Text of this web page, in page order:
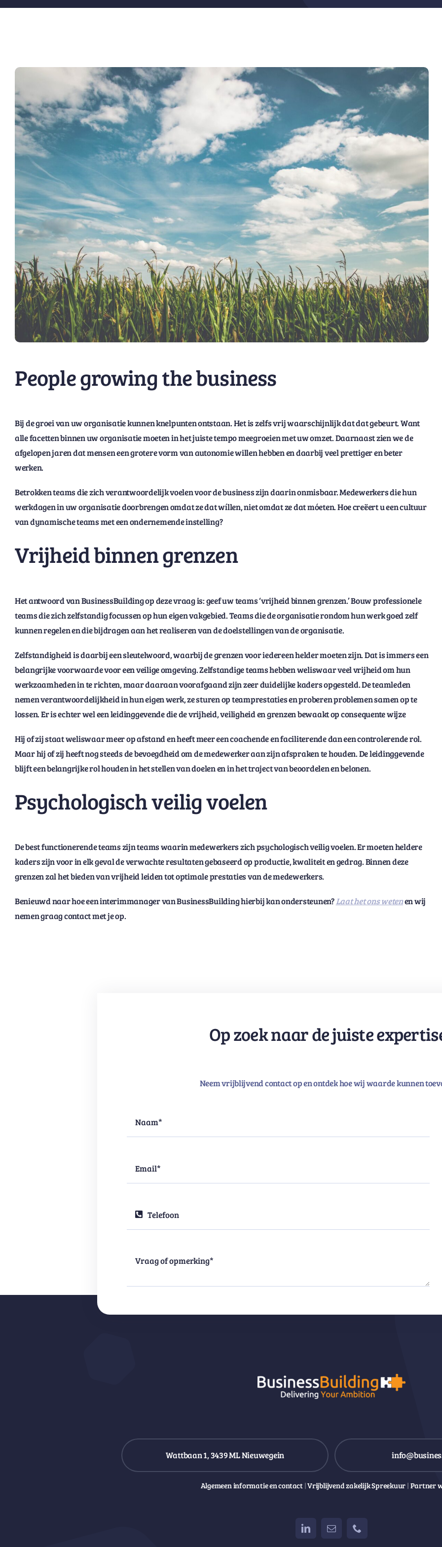
People growing the business
Bij de groei van uw organisatie kunnen knelpunten ontstaan. Het is zelfs vrij waarschijnlijk dat dat gebeurt. Want
alle facetten binnen uw organisatie moeten in het juiste tempo meegroeien met uw omzet. Daarnaast zien we de
afgelopen jaren dat mensen een grotere vorm van autonomie willen hebben en daarbij veel prettiger en beter
werken.
Betrokken teams die zich verantwoordelijk voelen voor de business zijn daarin onmisbaar. Medewerkers die hun
werkdagen in uw organisatie doorbrengen omdat ze dat wíllen, niet omdat ze dat móeten. Hoe creëert u een cultuur
van dynamische teams met een ondernemende instelling?
Vrijheid binnen grenzen
Het antwoord van BusinessBuilding op deze vraag is: geef uw teams ‘vrijheid binnen grenzen.’ Bouw professionele
teams die zich zelfstandig focussen op hun eigen vakgebied. Teams die de organisatie rondom hun werk goed zelf
kunnen regelen en die bijdragen aan het realiseren van de doelstellingen van de organisatie.
Zelfstandigheid is daarbij een sleutelwoord, waarbij de grenzen voor iedereen helder moeten zijn. Dat is immers een
belangrijke voorwaarde voor een veilige omgeving. Zelfstandige teams hebben weliswaar veel vrijheid om hun
werkzaamheden in te richten, maar daaraan voorafgaand zijn zeer duidelijke kaders opgesteld. De teamleden
nemen verantwoordelijkheid in hun eigen werk, ze sturen op teamprestaties en proberen problemen samen op te
lossen. Er is echter wel een leidinggevende die de vrijheid, veiligheid en grenzen bewaakt op consequente wijze
Hij of zij staat weliswaar meer op afstand en heeft meer een coachende en faciliterende dan een controlerende rol.
Maar hij of zij heeft nog steeds de bevoegdheid om de medewerker aan zijn afspraken te houden. De leidinggevende
blijft een belangrijke rol houden in het stellen van doelen en in het traject van beoordelen en belonen.
Psychologisch veilig voelen
De best functionerende teams zijn teams waarin medewerkers zich psychologisch veilig voelen. Er moeten heldere
kaders zijn voor in elk geval de verwachte resultaten gebaseerd op productie, kwaliteit en gedrag. Binnen deze
grenzen zal het bieden van vrijheid leiden tot optimale prestaties van de medewerkers.
Benieuwd naar hoe een interimmanager van BusinessBuilding hierbij kan ondersteunen?Laat het ons wetenen wij
nemen graag contact met je op.
Op zoek naar de juiste
Neem vrijblijvend contact op en ontdek hoe wij waarde kunnen
Wattbaan 1, 3439 ML Nieuwegein
Algemeen informatie en contact |Vrijblijvend zakelijk Spreekuur | Partner